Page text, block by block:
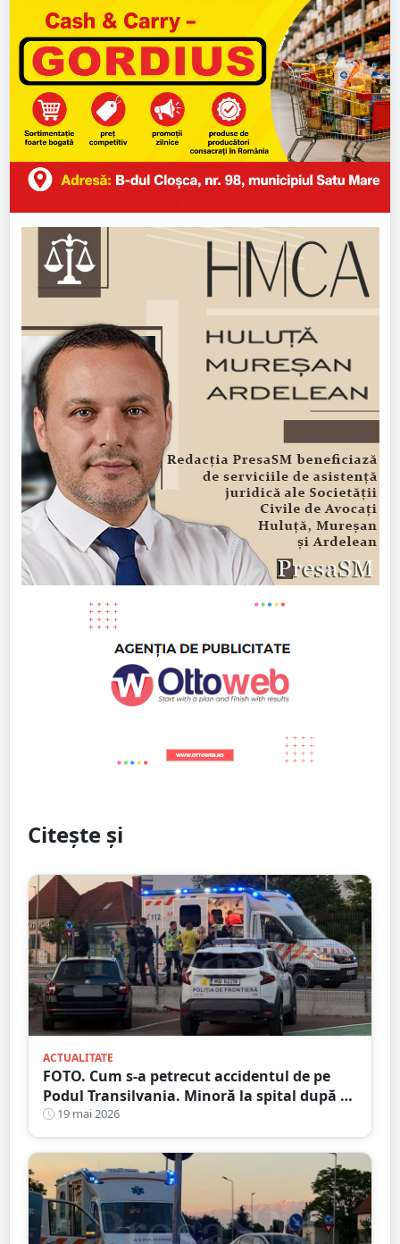
Citește și
ACTUALITATE
FOTO. Cum s-a petrecut accidentul de pe
Podul Transilvania. Minoră la spital după ce
a fost lovită pe trecere
19 mai 2026